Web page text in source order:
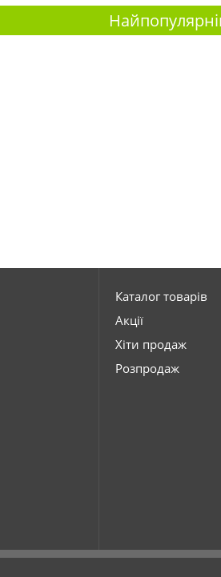
Каталог товарів
Акції
Хіти продаж
Розпродаж